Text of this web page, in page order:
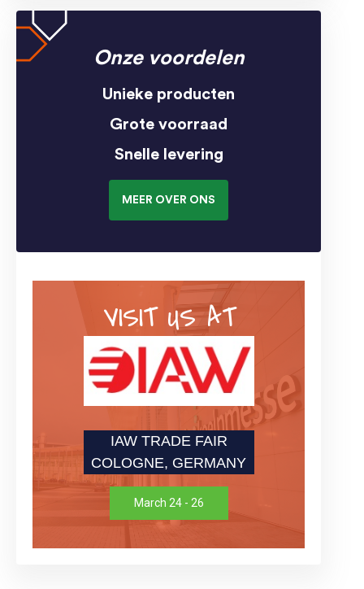
Onze voordelen
Unieke producten
Grote voorraad
Snelle levering
MEER OVER ONS
VISIT US AT
IAW TRADE FAIR
COLOGNE, GERMANY
March 24 - 26